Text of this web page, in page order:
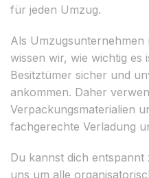
für jeden Umzug.
Als
wissen wir, wie wichtig es
Besitztümer sicher und
ankommen. Daher
Verpackungsmaterialien
fachgerechte Verladung
Du kannst dich
uns um alle